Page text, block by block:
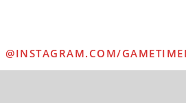
@INSTAGRAM.COM/